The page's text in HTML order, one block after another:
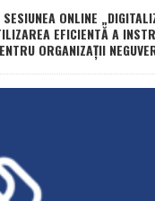
ONLINE
EFICIENTĂ A
ORGANIZAȚII